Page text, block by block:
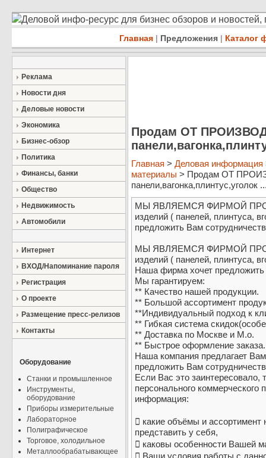
Деловой инфо-ресурс для бизнес обзоров и
Главная | Предложения | Каталог
Реклама
Новости дня
Деловые новости
Экономика
Бизнес-обзор
Политика
Финансы, банки
Общество
Недвижимость
Автомобили
Интернет
ВХОД/Напоминание пароля
Регистрация
О проекте
Размещение пресс-релизов
Контакты
Оборудование
Станки и промышленное
Инструменты,
оборудование
Приборы измерительные
Лабораторное
Полиграфическое
Торговое, холодильное
Металлообрабатывающее
Продам ОТ
Главная > Деловая информация
материалы > Продам ОТ
панели,вагонка,плинтус,уголок
МЫ ЯВЛЯЕМСЯ ФИРМОЙ
изделий ( панелей, плинтуса,
предложить Вам
МЫ ЯВЛЯЕМСЯ ФИРМОЙ
изделий ( панелей, плинтуса,
Наша фирма хочет предложить
Мы гарантируем:
** Качество нашей продукции.
** Большой ассортимент
**Индивидуальный подход к
** Гибкая система
** Доставка по Москве и М.о.
** Быстрое оформление заказа.
Наша компания предлагает
предложить Вам
Если Вас это заинтересовало,
персонального коммерческого
информация:
 какие объёмы и
представить у себя,
 каковы особенности Вашей